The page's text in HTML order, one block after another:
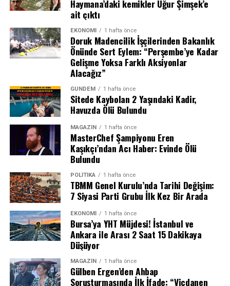
“Terörsüz Türkiye” Hedefinde Tarihi
Aşama Vurgusu
MGK bildirisinde, Terörsüz Türkiye ve Terörsüz Bölge
hedefleri doğrultusunda kaydedilen ilerlemelerin altı
özenle çizildi. Yürütülen çalışmaların, Türkiye’nin ve
bölgenin güvenlik, istikrar ve refahını güvence altına
alması açısından tarihî bir aşama olduğu
vurgulandı.Toplantıda, bu hedefe ulaşmak için atılacak
sonraki adımlar üzerinde de istişareler yapıldı.
FETÖ ile Mücadelede 10’uncu Yıl Mesajı
15 Temmuz darbe girişimine karşı gösterilen milli
direnişin 10’uncu yıl dönümünde, FETÖ ile mücadelede
gelinen son durum da kurulun gündemindeydi.Bildiride,
örgütün bütün unsurlarıyla tamamen ortadan
kaldırılmasına yönelik tedbirlerin hassasiyet ve
kararlılıkla sürdürüleceği kaydedildi.
NATO Zirvesi: Türkiye’nin Kritik Rolü
Türkiye’nin ev sahipliğinde gerçekleştirilen NATO Zirvesi
de toplantının öne çıkan başlıkları arasındaydı. Zirvenin
Olayla ilgili soruşturma başlatılırken, saldırının
ardındaki motivasyonun ne olduğu henüz netlik
kazanmadı. Afyonkarahisar Barosu’nun konuya ilişkin bir
açıklama yapması bekleniyor.
Haymana’daki kemikler Uğur Şimşek’e
ait çıktı
EKONOMI 1 hafta önce
Doruk Madencilik İşçilerinden Bakanlık
Önünde Sert Eylem: “Perşembe’ye Kadar
Gelişme Yoksa Farklı Aksiyonlar
Alacağız”
GÜNDEM 1 hafta önce
Sitede Kaybolan 2 Yaşındaki Kadir,
Havuzda Ölü Bulundu
MAGAZIN 1 hafta önce
MasterChef Şampiyonu Eren
Kaşıkçı’ndan Acı Haber: Evinde Ölü
Bulundu
POLITIKA 1 hafta önce
TBMM Genel Kurulu’nda Tarihi Değişim:
7 Siyasi Parti Grubu İlk Kez Bir Arada
EKONOMI 1 hafta önce
Bursa’ya YHT Müjdesi! İstanbul ve
Ankara ile Arası 2 Saat 15 Dakikaya
Düşüyor
MAGAZIN 1 hafta önce
Gülben Ergen’den Ahbap
Soruşturmasında İlk İfade: “Vicdanen